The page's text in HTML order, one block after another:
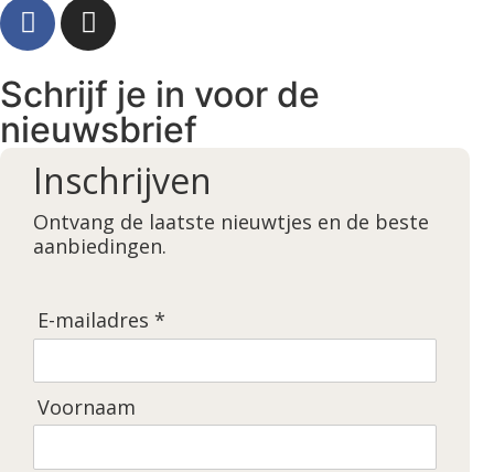
Schrijf je in voor de
nieuwsbrief
Inschrijven
Ontvang de laatste nieuwtjes en de beste
aanbiedingen.
E-mailadres *
Voornaam